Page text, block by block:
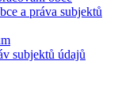
a práva subjektů
subjektů údajů